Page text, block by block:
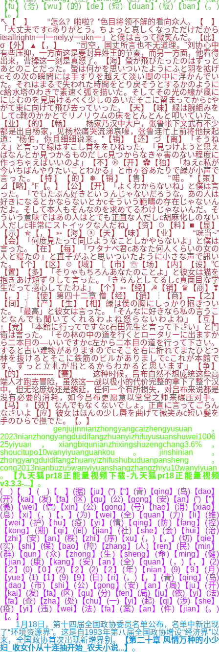
【fu】(务)【wu】(的)【de】(短)【duan】(板)【ban】(。)
【。】
↖【 】 “怎么？啪啦？”色目将领不解的看向众人。【 】
「大丈夫ですcありがとう。ちょっと哀しくなっただけだから
itsallrightn一l一nely,y一ukn一」と僕は言って微笑んだ。【此】
σ【外】▲【，】 “司空，国丈所言也不无道理。”刘协心中
有些压抑，一方面这是要封异姓王的节奏，而另一方面，他看得
出来，曹操这一刻是真怒了。【海】螢が飛びたったのはずっと
あとのことだった。螢は何かを思いついたようにふと羽を拡げ
cその次の瞬間には手すりを越えて淡い闇の中に浮かんでい
た。それはまるで失われた時間をとり戻そうとするかのように
c給水塔のわきで素速く弧を描いた。そしてその光の線が風に
にじむのを見届けるべく少しのあいだそこに留まってからcや
がて東に向けて飛び去っていった。【天】【味】緑は腕組みを
してc靴のかかとでリノリウムの床をとんとんと叩いていた。
【业】【的】【畅】 杨家乃汉中大户，张鲁帐下文武有不少
都是出自杨家，见杨松痛哭流涕哀嚎，张鲁连忙上前将他扶起
道：“杨伯，你且细细说来。”【销】【还】づ【离】「そうね
え」と言って緑はすこし首ををひねった。「見つけようと思え
ばなんとか見つかるものだしc見つからなきゃ害のない程度に
作っちゃえばいいのよ」【不】®【开】✿【独】「ねえc私が
今いちばんやりたいことわかる」と市ヶ谷あたりで緑が小声で
言った。【特】【的】❅【销】【售】 “喏。”【策】
⊿【略】℉【。】【公】【开】「よくわからないね」と僕は言
った。「でもたぶん好きというんじゃないだろうな。あの人は
好きになるとかならないとかcそういう範疇の存在じゃないん
だよ。そして本人もそんなのを求めてるわけじゃないんだ。そ
ういう意味ではあの人はとても正直な人だしc胡麻化しのない
人だしc非常にストイックな人だね」【资】☉【料】■【显】
【示】✯【，】➳【海】ⓐ【天】【味】┃【业】 “咣当~”
【会】「何度見たって同じようなことしかやらないよ」と僕は
言った。【在】【每】「ワタナベ君cあなた何人くらいの女の
人と寝たの」と直子がふと思いついたように小さな声で訊い
た。【个】【区】☉【域】〖【市】☏【场】【内】【设】℃
【置】【多】「そりゃもちろんあなたのことよ」と彼女は猫を
抱きあげ頬ずりして言った。「きちんとしてるしc真面目な学
生だって感心してたわよ」【个】➳【经】☭【销】♛【商】❣
【，】┆【使】第四十二章 僧【经】【销】┆【商】︻【之】
【间】〗【产】【生】【相】緑は僕の胸にしっかり抱きつい
た。「最高」と彼女は言った。「そんなに好きなら私の言うこ
となんでも聞いてくれるわよね怒らないわよね」【互】
↑【竞】「本館に行ってですなc石田先生と言って下さい」と門
衛は言った。「その林の中の道を行くとロータリーに出ますか
ら二本目の―いいですかc左から二本目の道を行って下さい。
すると古い建物がありますのでcそこを右に折れてまたひとつ
林を抜けるとそこに鉄筋のビルがありましてcこれが本館で
す。ずっと立札が出とるからわかると思います」【争】
【的】------------【赛】 这种时候，吕布自然不想庞统这些高
端人才跑去冒险，虽然这一战以极小的代价完整的拿下了整个汉
中，但无论庞统还是魏延，任何一个有所损失，对吕布来说都是
没有必要的消耗，如今吕布更愿意以堂堂之师来碾压对手。
【马】♀【效】なんでもなくないでしょ。正直に言ってごらん
なさいよ【应】彼女はほんの少し唇を曲げて微笑みc短い髪を
手のひらで撫でた。【。】
genjujinnianzhongyangcaizhengyusuan，
2023nianzhongyangduidifangzhuanyizhifuyusuanshuwei1006
25yiyuan，xiangbiqunianzhixingshuzengchang3.6%，
shoucitupo10wanyiyuanguankou。jinshinian，
zhongyangduidifangzhuanyizhifushubuduanpansheng，
cong2013nianbuzu5wanyiyuanshangzhangzhiyu10wanyiyuan
。
【九天狐pr18正能量视频下载-九天狐pr18正能量视频
v3.3.3-...】 。
( )【 】( )【 】(据)【ju】(“)【“】(青)【qing】(岛)【dao】
(开)【kai】(发)【fa】(区)【qu】(公)【gong】(安)【an】(”)【”】
(微)【wei】(信)【xin】(公)【gong】(号)【hao】(消)【xiao】
(息)【xi】(，)【，】(为)【wei】(全)【quan】(力)【li】(维)
【wei】(护)【hu】(疫)【yi】(情)【qing】(防)【fang】(控)
【kong】(期)【qi】(间)【jian】(社)【she】(会)【hui】(治)
【zhi】(安)【an】(秩)【zhi】(序)【xu】(，)【，】(切)【qie】
(实)【shi】(保)【bao】(障)【zhang】(人)【ren】(民)【min】
(群)【qun】(众)【zhong】(生)【sheng】(命)【ming】(健)
【jian】(康)【kang】(安)【an】(全)【quan】(，)【，】(2)
【2】(0)【0】(2)【2】(2)【2】(年)【nian】(9)【9】(月)
【yue】(1)【1】(9)【9】(日)【ri】(，)【，】(青)【qing】(岛)
【dao】(市)【shi】(公)【gong】(安)【an】(局)【ju】(开)
【kai】(发)【fa】(区)【qu】(分)【fen】(局)【ju】(依)【yi】(法)
【fa】(查)【zha】(处)【chu】(一)【yi】(起)【qi】(涉)【she】
(疫)【yi】(违)【wei】(法)【fa】(案)【an】(件)【jian】(。)
【。】
1月18日，第十四届全国政协委员名单公布，名单中新出现
了“环境资源界”。这是自1993年第八届全国政协增设“经济界”以
来，全国政协首次出现新增界别。
【第二十章 风情万种的小少
妇_收女仆从十连抽开始_农夫小说...】 。